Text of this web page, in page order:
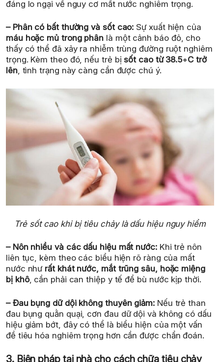
đáng lo ngại về nguy cơ mất nước nghiêm trọng.
– Phân có bất thường và sốt cao: Sự xuất hiện của
máu hoặc mủ trong phân là một cảnh báo đỏ, cho
thấy có thể đã xảy ra nhiễm trùng đường ruột nghiêm
trọng. Kèm theo đó, nếu trẻ bịsốt cao từ 38.5∘C trở
lên, tình trạng này càng cần được chú ý.
Trẻ sốt cao khi bị tiêu chảy là dấu hiệu nguy hiểm
– Nôn nhiều và các dấu hiệu mất nước:Khi trẻ nôn
liên tục, kèm theo các biểu hiện rõ ràng của mất
nước như rất khát nước, mắt trũng sâu, hoặc miệng
bị khô, cần phải can thiệp y tế để bù nước kịp thời.
– Đau bụng dữ dội không thuyên giảm:Nếu trẻ than
đau bụng quằn quại, cơn đau dữ dội và không có dấu
hiệu giảm bớt, đây có thể là biểu hiện của một vấn
đề tiêu hóa nghiêm trọng hơn cần được chẩn đoán.
3. Biện pháp tại nhà cho cách chữa tiêu chảy